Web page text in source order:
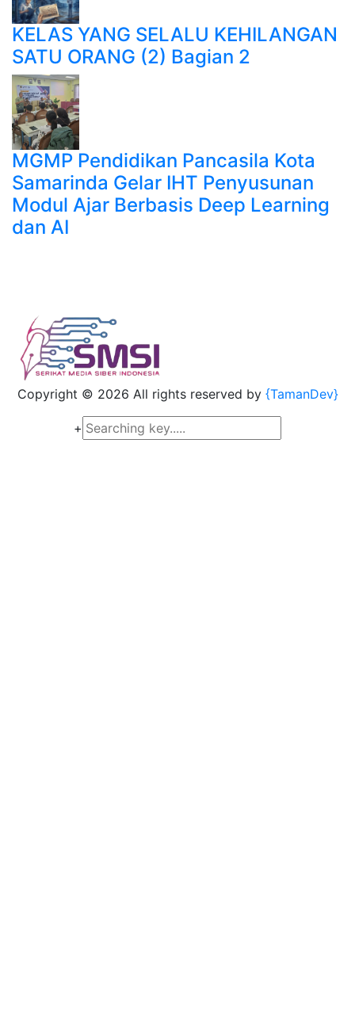
KELAS YANG SELALU KEHILANGAN
SATU ORANG (2) Bagian 2
MGMP Pendidikan Pancasila Kota
Samarinda Gelar IHT Penyusunan
Modul Ajar Berbasis Deep Learning
dan AI
Copyright © 2026 All rights reserved by {TamanDev}
+